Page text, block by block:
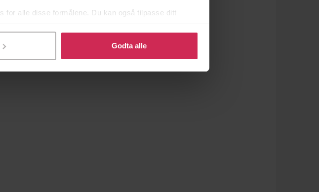
for alle disse formålene. Du kan også tilpasse ditt
som helst trekke tilbake eller endre ditt samtykke.
Godta alle